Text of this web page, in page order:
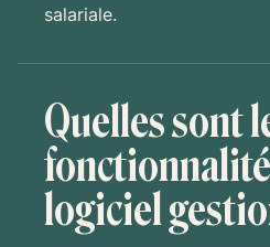
salariale.
Quelles sont
logiciel